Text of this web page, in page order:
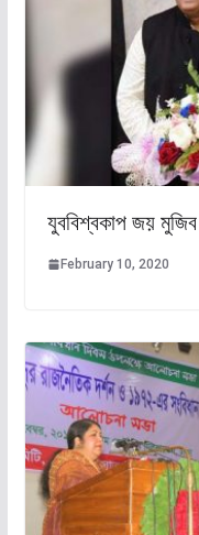
যুববিশ্বকাপ জয় মুজিব
February 10, 2020